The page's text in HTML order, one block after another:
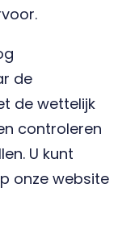
de
de wettelijk
controleren
U kunt
onze website